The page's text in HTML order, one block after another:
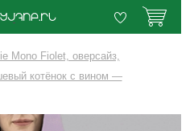
Mono Fiolet, оверсайз,
котёнок с вином —